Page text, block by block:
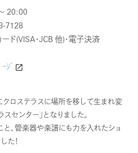
20:00
7128
ド(VISA・JCB 他)・電子決済
ｼﾞ launch
ロステラスに場所を移して生まれ変
センター」となりました。
、管楽器や楽譜にも力を入れたショ
た！